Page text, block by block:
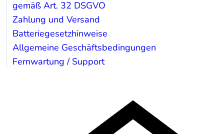
gemäß Art. 32 DSGVO
Zahlung und Versand
Batteriegesetzhinweise
Allgemeine Geschäftsbedingungen
Fernwartung / Support